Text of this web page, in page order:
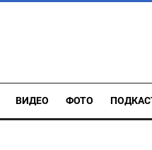
ВИДЕО ФОТО